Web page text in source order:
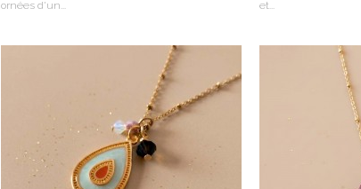
ornées d'un...
et...